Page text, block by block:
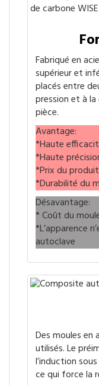
Fabriqué en
supérieur et
placés entre
pression et à
pièce.
Avantage:
*Haute
*Haute
*Prix du
*Durabilité du
Désavantage:
* Coût du
*L’apparence
autoclave
Des moules en
utilisés. Le
l’induction
ce qui force la